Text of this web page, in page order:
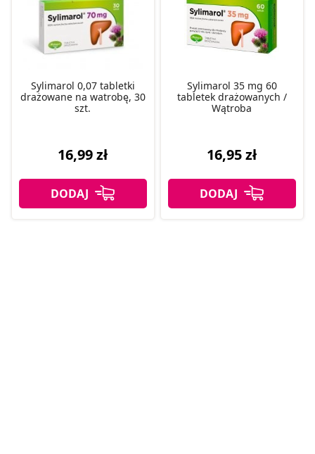
Sylimarol 0,07 tabletki
drażowane na watrobę, 30
szt.
16,99 zł
Sylimarol 35 mg 60
tabletek drażowanych /
Wątroba
16,95 zł